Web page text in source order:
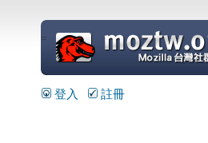
=
登入 註冊